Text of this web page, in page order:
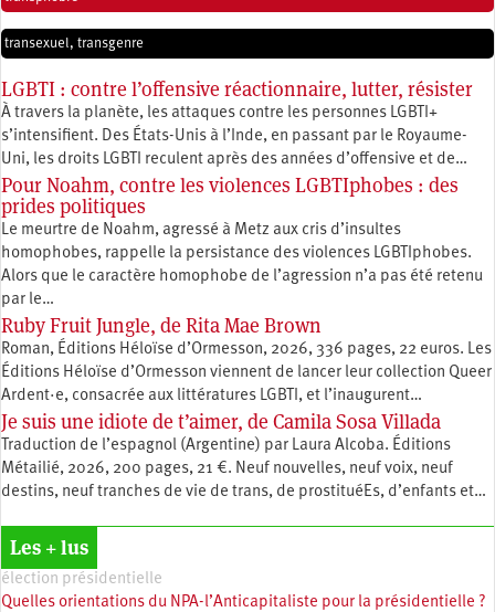
transexuel, transgenre
LGBTI : contre l’offensive réactionnaire, lutter, résister
À travers la planète, les attaques contre les personnes LGBTI+
s’intensifient. Des États-Unis à l’Inde, en passant par le Royaume-
Uni, les droits LGBTI reculent après des années d’offensive et de…
Pour Noahm, contre les violences LGBTIphobes : des
prides politiques
Le meurtre de Noahm, agressé à Metz aux cris d’insultes
homophobes, rappelle la persistance des violences LGBTIphobes.
Alors que le caractère homophobe de l’agression n’a pas été retenu
par le…
Ruby Fruit Jungle, de Rita Mae Brown
Roman, Éditions Héloïse d’Ormesson, 2026, 336 pages, 22 euros. Les
Éditions Héloïse d’Ormesson viennent de lancer leur collection Queer
Ardent·e, consacrée aux littératures LGBTI, et l’inaugurent…
Je suis une idiote de t’aimer, de Camila Sosa Villada
Traduction de l’espagnol (Argentine) par Laura Alcoba. Éditions
Métailié, 2026, 200 pages, 21 €. Neuf nouvelles, neuf voix, neuf
destins, neuf tranches de vie de trans, de prostituéEs, d’enfants et…
Les + lus
élection présidentielle
Quelles orientations du NPA-l’Anticapitaliste pour la présidentielle ?